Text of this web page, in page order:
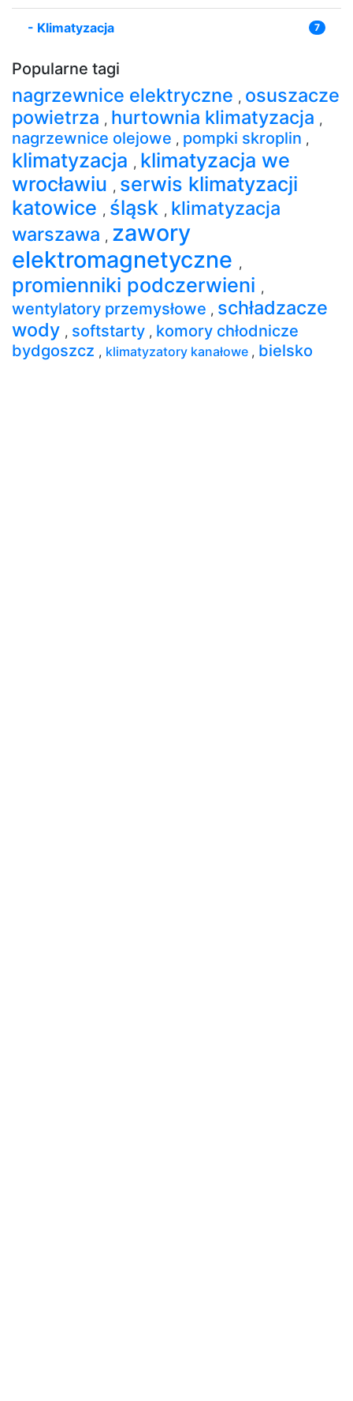
- Klimatyzacja 7
Popularne tagi
nagrzewnice elektryczne , osuszacze
powietrza , hurtownia klimatyzacja ,
nagrzewnice olejowe , pompki skroplin ,
klimatyzacja , klimatyzacja we
wrocławiu , serwis klimatyzacji
katowice , śląsk , klimatyzacja
warszawa , zawory
elektromagnetyczne ,
promienniki podczerwieni ,
wentylatory przemysłowe , schładzacze
wody , softstarty , komory chłodnicze
bydgoszcz , klimatyzatory kanałowe , bielsko